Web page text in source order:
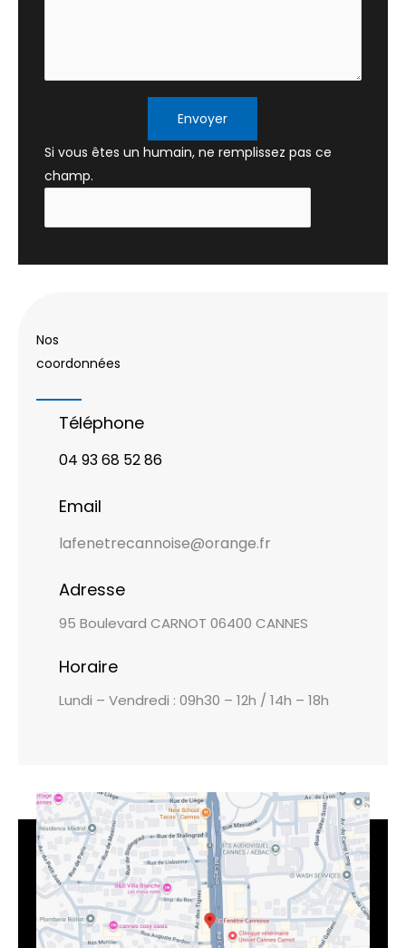
Envoyer
Si vous êtes un humain, ne remplissez pas ce
champ.
Nos
coordonnées
Téléphone
04 93 68 52 86
Email
lafenetrecannoise@orange.fr
Adresse
95 Boulevard CARNOT 06400 CANNES
Horaire
Lundi – Vendredi : 09h30 – 12h / 14h – 18h